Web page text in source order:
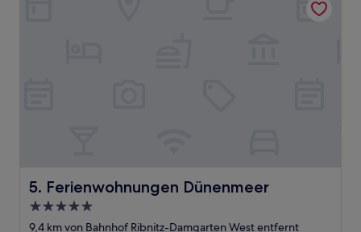
5. Ferienwohnungen Dünenmeer
Ferienwohnungen Dünenmeer
5.0-
Sterne-
9,4 km von Bahnhof Ribnitz-Damgarten West entfernt